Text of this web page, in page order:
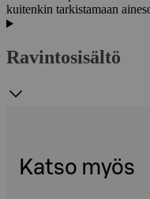
kuitenkin tarkistamaan
Ravintosisältö
Katso myös